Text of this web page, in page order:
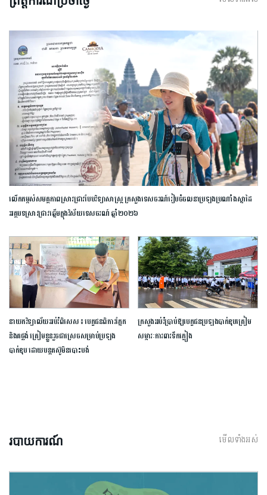
លើកកម្ពស់​សមត្ថភាព​ស្រាវជ្រាវ​បែប​វិទ្យាសាស្ត្រ​ ក្រសួង​ទេសចរណ៍​រៀបចំ​ចលនា​ប្រឡង​ប្រណាំង​ស្នាដៃ​
អត្ថបទ​ស្រាវជ្រាវ​ឆ្នើម​ក្នុង​វិស័យ​ទេសចរណ៍​ ​ឆ្នាំ​២០២៦​
នាយក​វិទ្យាល័យ​អប់រំ​ពិសេស​ ​៖ ​បេក្ខជន​ពិការ​ភ្នែក​
និង​គថ្លង់​ ត្រៀមខ្លួន​រួច​ជាស្រេច​សម្រាប់​ប្រឡង​
បាក់ឌុប ​ដោយ​បន្ត​តស៊ូ​មិន​បោះបង់​
ក្រសួង​អប់រំ​ប្រាប់​ឱ្យ​បេក្ខជន​ប្រឡង​បាក់ឌុប​ត្រៀម​
សម្ភារៈ​ការពារ​ទឹកភ្លៀង​
របាយការណ៍ មើលទាំងអស់